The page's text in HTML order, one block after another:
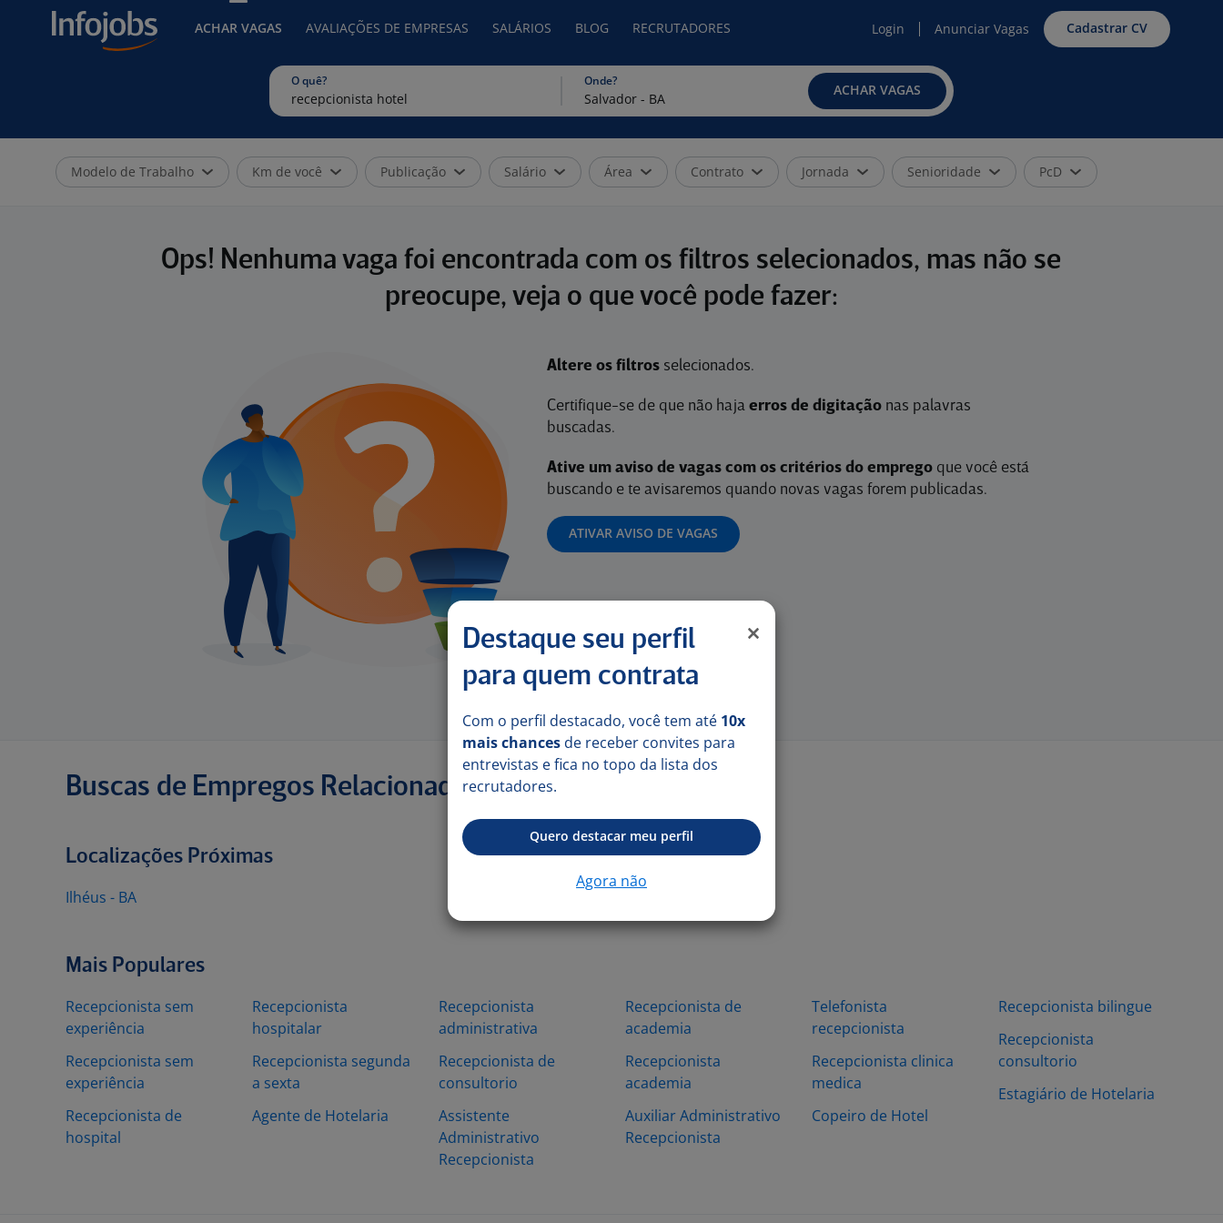
ACHAR VAGAS AVALIAÇÕES DE EMPRESAS SALÁRIOS BLOG RECRUTADORES Login Anunciar Vagas Cadastrar CV
O quê? Onde?
ACHAR VAGAS
Modelo de Trabalho Km de você Publicação Salário Área Contrato Jornada Senioridade PcD
Ops! Nenhuma vaga foi encontrada com os filtros selecionados, mas não se
preocupe, veja o que você pode fazer:
Altere os filtrosselecionados.
Certifique-se de que não haja erros de digitaçãonas palavras
buscadas.
Ative um aviso de vagas com os critérios do empregoque você está
buscando e te avisaremos quando novas vagas forem publicadas.
ATIVAR AVISO DE VAGAS
Buscas de Empregos Relacionadas
Localizações Próximas
Ilhéus - BA
Mais Populares
Recepcionista sem
experiência
Recepcionista sem
experiência
Recepcionista de
hospital
Recepcionista
hospitalar
Recepcionista segunda
a sexta
Agente de Hotelaria
Recepcionista
administrativa
Recepcionista de
consultorio
Assistente
Administrativo
Recepcionista
Recepcionista de
academia
Recepcionista
academia
Auxiliar Administrativo
Recepcionista
Telefonista
recepcionista
Recepcionista clinica
medica
Copeiro de Hotel
Recepcionista bilingue
Recepcionista
consultorio
Estagiário de Hotelaria
Destaque seu perfil
para quem contrata
Com o perfil destacado, você tem até 10x
mais chances de receber convites para
entrevistas e fica no topo da lista dos
recrutadores.
Quero destacar meu perfil
Agora não